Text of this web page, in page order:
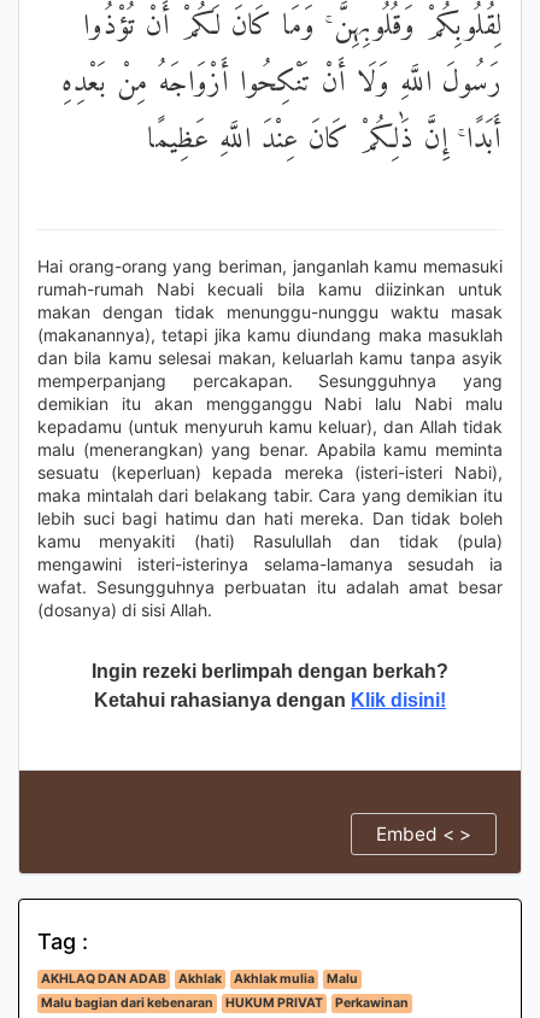
لِقُلُوبِكُمْ وَقُلُوبِهِنَّ ۚ وَمَا كَانَ لَكُمْ أَنْ تُؤْذُوا
رَسُولَ اللَّهِ وَلَا أَنْ تَنْكِحُوا أَزْوَاجَهُ مِنْ بَعْدِهِ
أَبَدًا ۚ إِنَّ ذَٰلِكُمْ كَانَ عِنْدَ اللَّهِ عَظِيمًا
Hai orang-orang yang beriman, janganlah kamu memasuki
rumah-rumah Nabi kecuali bila kamu diizinkan untuk
makan dengan tidak menunggu-nunggu waktu masak
(makanannya), tetapi jika kamu diundang maka masuklah
dan bila kamu selesai makan, keluarlah kamu tanpa asyik
memperpanjang percakapan. Sesungguhnya yang
demikian itu akan mengganggu Nabi lalu Nabi malu
kepadamu (untuk menyuruh kamu keluar), dan Allah tidak
malu (menerangkan) yang benar. Apabila kamu meminta
sesuatu (keperluan) kepada mereka (isteri-isteri Nabi),
maka mintalah dari belakang tabir. Cara yang demikian itu
lebih suci bagi hatimu dan hati mereka. Dan tidak boleh
kamu menyakiti (hati) Rasulullah dan tidak (pula)
mengawini isteri-isterinya selama-lamanya sesudah ia
wafat. Sesungguhnya perbuatan itu adalah amat besar
(dosanya) di sisi Allah.
Ingin rezeki berlimpah dengan berkah?
Ketahui rahasianya dengan Klik disini!
Embed < >
Tag :
AKHLAQ DAN ADAB Akhlak Akhlak mulia
Malu
Malu bagian dari kebenaran
HUKUM PRIVAT
Perkawinan